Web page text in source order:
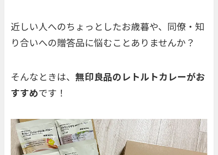
近しい人へのちょっとしたお歳暮や、同僚・知
り合いへの贈答品に悩むことありませんか？
そんなときは、無印良品のレトルトカレーがお
すすめです！